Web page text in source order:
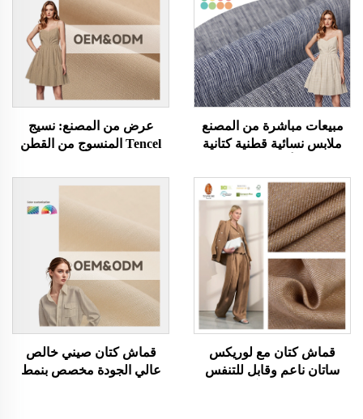
مبيعات مباشرة من المصنع
ملابس نسائية قطنية كتانية
بخيوط ألوان زاهية بلوزات
تيشيرت فساتين قماش
مجدول مطاطي
عرض من المصنع: نسيج
Tencel المنسوج من القطن
للملابس والمناسبات، تصميم
قماش كتان مع لوريكس
ساتان ناعم وقابل للتنفس
قماش كتان صيني خالص
عالي الجودة مخصص بنمط